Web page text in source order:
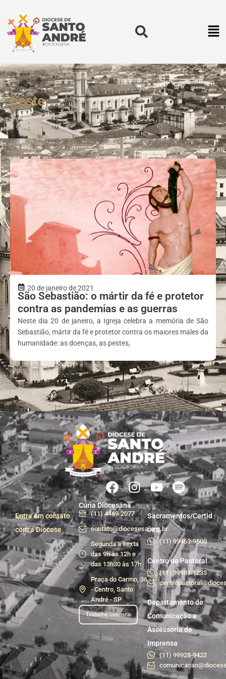
peste
20 de janeiro de 2021
São Sebastião: o mártir da fé e protetor
contra as pandemias e as guerras
Neste dia 20 de janeiro, a Igreja celebra a memória de São
Sebastião, mártir da fé e protetor contra os maiores males da
humanidade: as doenças, as pestes,
Entre em contato
com a Diocese
Cúria Diocesana
(11) 4469-2077
contato@diocesesa.org.br
Segunda a sexta
das 9h às 12h e
das 13h30 às 17h
Praça do Carmo, 36
- Centro, Santo
André - SP
Trabalhe conosco
Sacramentos/Certid
ões
(11) 99463-9500
Centro de Pastoral
(11) 99981-1233
Departamento de
Comunicação e
Assessoria de
Imprensa
(11) 99928-9422